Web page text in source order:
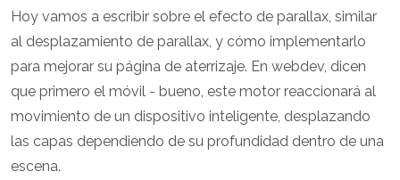
Hoy vamos a escribir sobre el efecto de parallax, similar
al desplazamiento de parallax, y cómo implementarlo
para mejorar su página de aterrizaje. En webdev, dicen
que primero el móvil - bueno, este motor reaccionará al
movimiento de un dispositivo inteligente, desplazando
las capas dependiendo de su profundidad dentro de una
escena.